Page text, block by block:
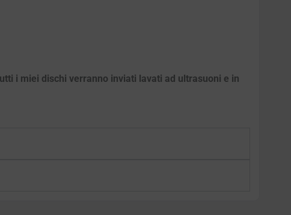
i miei dischi verranno inviati lavati ad ultrasuoni e in